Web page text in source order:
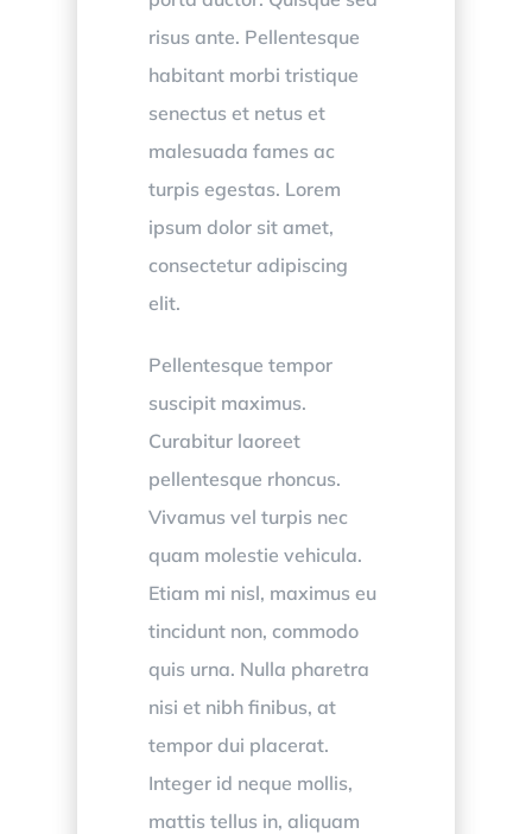
risus ante. Pellentesque
habitant morbi tristique
senectus et netus et
malesuada fames ac
turpis egestas. Lorem
ipsum dolor sit amet,
consectetur adipiscing
elit.
Pellentesque tempor
suscipit maximus.
Curabitur laoreet
pellentesque rhoncus.
Vivamus vel turpis nec
quam molestie vehicula.
Etiam mi nisl, maximus eu
tincidunt non, commodo
quis urna. Nulla pharetra
nisi et nibh finibus, at
tempor dui placerat.
Integer id neque mollis,
mattis tellus in, aliquam